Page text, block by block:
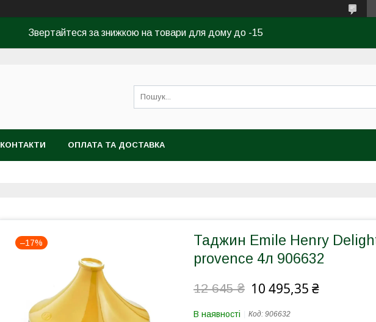
Звертайтеся за знижкою на товари для дому до -15
КОНТАКТИ ОПЛАТА ТА ДОСТАВКА
–17%
Таджин Emile Henry
provence 4л 906632
12 645 ₴ 10 495,35 ₴
В наявності Код: 906632